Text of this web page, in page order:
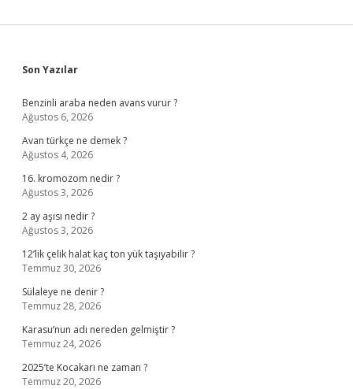
Sidebar
Son Yazılar
Benzinli araba neden avans vurur ?
Ağustos 6, 2026
Avan türkçe ne demek ?
Ağustos 4, 2026
16. kromozom nedir ?
Ağustos 3, 2026
2 ay aşısı nedir ?
Ağustos 3, 2026
12’lik çelik halat kaç ton yük taşıyabilir ?
Temmuz 30, 2026
Sülaleye ne denir ?
Temmuz 28, 2026
Karasu’nun adı nereden gelmiştir ?
Temmuz 24, 2026
2025’te Kocakarı ne zaman ?
Temmuz 20, 2026